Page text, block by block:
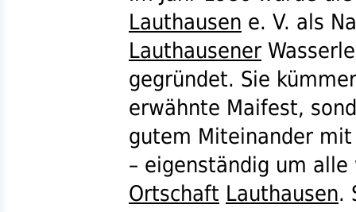
Lauthausen e. V. als
Lauthausener
gegründet. Sie
erwähnte Maifest,
gutem Miteinander
– eigenständig um
Ortschaft Lauthausen.